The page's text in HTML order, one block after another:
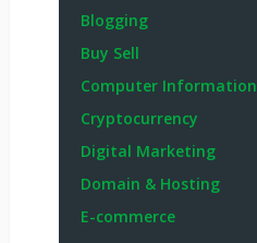
Blogging
Buy Sell
Computer Information
Cryptocurrency
Digital Marketing
Domain & Hosting
E-commerce